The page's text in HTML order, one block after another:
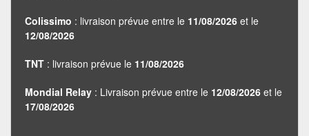
Colissimo : livraison prévue entre le 11/08/2026 et le
12/08/2026
TNT : livraison prévue le 11/08/2026
Mondial Relay : Livraison prévue entre le 12/08/2026 et le
17/08/2026